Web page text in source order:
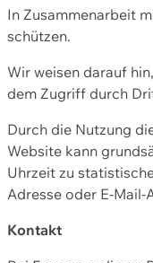
In Zusammenarbeit
schützen.
Wir weisen darauf
dem Zugriff durch
Durch die Nutzung
Website kann
Uhrzeit zu
Adresse oder E-
Kontakt